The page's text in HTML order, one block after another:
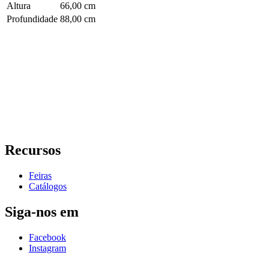
Altura
66,00 cm
Profundidade 88,00 cm
Recursos
Feiras
Catálogos
Siga-nos em
Facebook
Instagram